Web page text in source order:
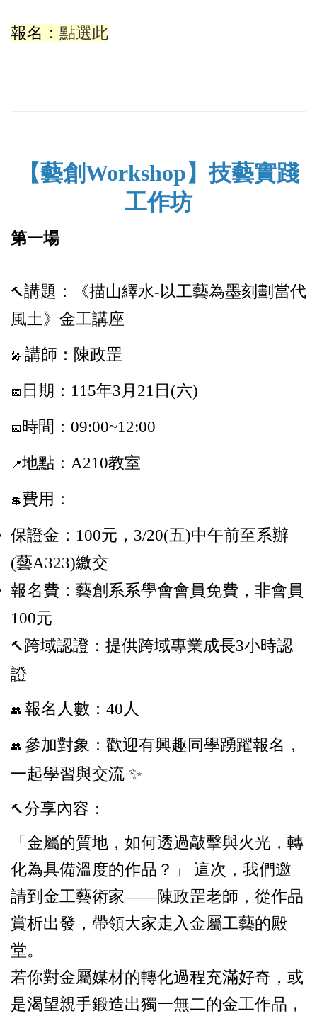
報名： 點選此
【藝創Workshop】技藝實踐
工作坊
第一場
🔨講題：
《描山繹水-以工藝為墨刻劃當代
風土》金工講座
🎤 講師：陳政罡
📅 日期：115年3月21日(六)
📅時間：09:00~12:00
📍地點：A210教室
💲費用：
保證金：100元，3/20(五)中午前至系辦
(藝A323)繳交
報名費：藝創系系學會會員免費，非會員
100元
🔨跨域認證：提供跨域專業成長3小時認
證
👥 報名人數：40人
👥 參加對象：歡迎有興趣同學踴躍報名，
一起學習與交流 ✨
🔨分享內容：
「金屬的質地，如何透過敲擊與火光，轉
化為具備溫度的作品？」 這次，我們邀
請到金工藝術家——陳政罡老師，從作品
賞析出發，帶領大家走入金屬工藝的殿
堂。
若你對金屬媒材的轉化過程充滿好奇，或
是渴望親手鍛造出獨一無二的金工作品，